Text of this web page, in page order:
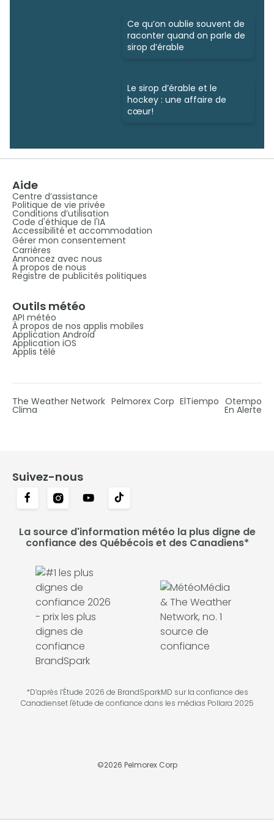
Ce qu’on oublie souvent de
raconter quand on parle de
sirop d’érable
Le sirop d’érable et le
hockey : une affaire de
cœur!
Aide
Centre d’assistance
Politique de vie privée
Conditions d’utilisation
Code d'éthique de l'IA
Accessibilité et accommodation
Gérer mon consentement
Carrières
Annoncez avec nous
À propos de nous
Registre de publicités politiques
Outils météo
API météo
À propos de nos applis mobiles
Application Android
Application iOS
Applis télé
The Weather Network Pelmorex Corp ElTiempo Otempo
Clima En Alerte
Suivez-nous
La source d'information météo la plus digne de
confiance des Québécois et des Canadiens*
*D’après l’Étude 2026 de BrandSparkMD sur la confiance des
Canadienset l'étude de confiance dans les médias Pollara 2025
©2026 Pelmorex Corp